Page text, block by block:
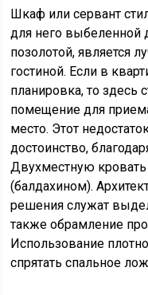
Шкаф или сервант
для него выбеленной
позолотой, является
гостиной. Если в
планировка, то здесь
помещение для
место. Этот
достоинство,
Двухместную
(балдахином).
решения служат
также обрамление
Использование
спрятать спальное